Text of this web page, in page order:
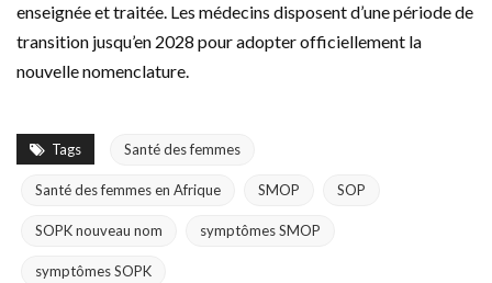
enseignée et traitée. Les médecins disposent d’une période de
transition jusqu’en 2028 pour adopter officiellement la
nouvelle nomenclature.
Tags Santé des femmes
Santé des femmes en Afrique SMOP SOP
SOPK nouveau nom symptômes SMOP
symptômes SOPK